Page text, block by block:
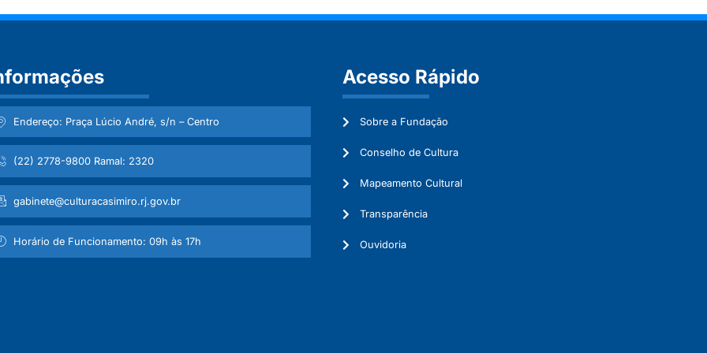
Endereço: Praça Lúcio André, s/n – Centro
(22) 2778-9800 Ramal: 2320
gabinete@culturacasimiro.rj.gov.br
Horário de Funcionamento: 09h às 17h
Acesso Rápido
Sobre a Fundação
Conselho de Cultura
Mapeamento Cultural
Transparência
Ouvidoria